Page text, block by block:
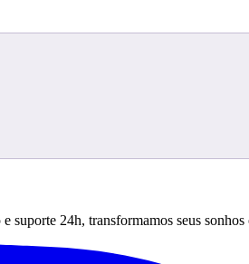
suporte 24h, transformamos seus sonhos